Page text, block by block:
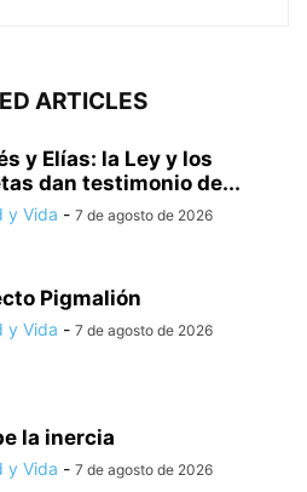
ARTICLES
y Elías: la Ley y los
dan testimonio de...
y Vida - 7 de agosto de 2026
Pigmalión
y Vida - 7 de agosto de 2026
la inercia
y Vida - 7 de agosto de 2026